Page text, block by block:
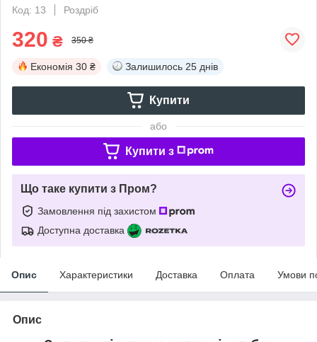
Код: 13
Роздріб
320 ₴ 350 ₴
Економія 30 ₴ Залишилось 25 днів
Купити
або
Купити з
Що таке купити з Пром?
Замовлення під захистом
Доступна доставка
Опис Характеристики Доставка Оплата Умови
Опис